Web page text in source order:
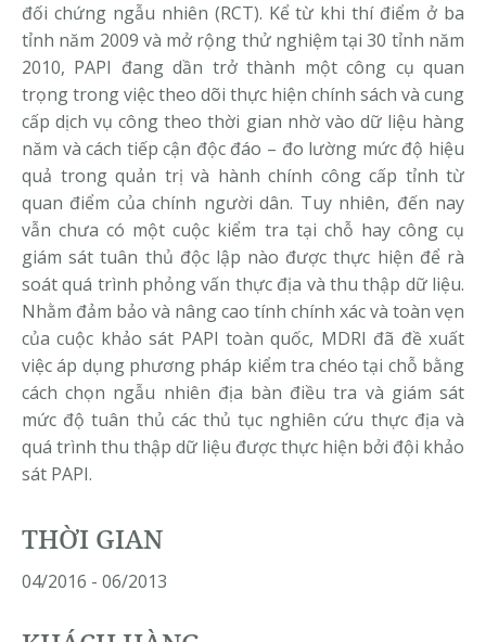
đối chứng ngẫu nhiên (RCT). Kể từ khi thí điểm ở ba
tỉnh năm 2009 và mở rộng thử nghiệm tại 30 tỉnh năm
2010, PAPI đang dần trở thành một công cụ quan
trọng trong việc theo dõi thực hiện chính sách và cung
cấp dịch vụ công theo thời gian nhờ vào dữ liệu hàng
năm và cách tiếp cận độc đáo – đo lường mức độ hiệu
quả trong quản trị và hành chính công cấp tỉnh từ
quan điểm của chính người dân. Tuy nhiên, đến nay
vẫn chưa có một cuộc kiểm tra tại chỗ hay công cụ
giám sát tuân thủ độc lập nào được thực hiện để rà
soát quá trình phỏng vấn thực địa và thu thập dữ liệu.
Nhằm đảm bảo và nâng cao tính chính xác và toàn vẹn
của cuộc khảo sát PAPI toàn quốc, MDRI đã đề xuất
việc áp dụng phương pháp kiểm tra chéo tại chỗ bằng
cách chọn ngẫu nhiên địa bàn điều tra và giám sát
mức độ tuân thủ các thủ tục nghiên cứu thực địa và
quá trình thu thập dữ liệu được thực hiện bởi đội khảo
sát PAPI.
THỜI GIAN
04/2016 - 06/2013